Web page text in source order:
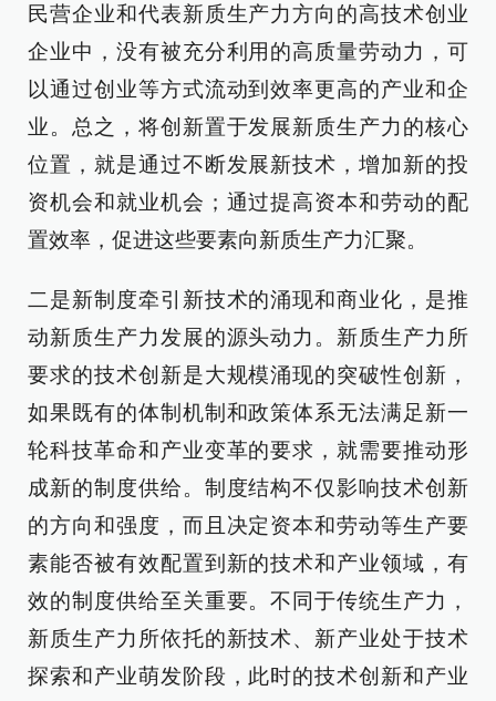
民营企业和代表新质生产力方向的高技术创业
企业中，没有被充分利用的高质量劳动力，可
以通过创业等方式流动到效率更高的产业和企
业。总之，将创新置于发展新质生产力的核心
位置，就是通过不断发展新技术，增加新的投
资机会和就业机会；通过提高资本和劳动的配
置效率，促进这些要素向新质生产力汇聚。
二是新制度牵引新技术的涌现和商业化，是推
动新质生产力发展的源头动力。新质生产力所
要求的技术创新是大规模涌现的突破性创新，
如果既有的体制机制和政策体系无法满足新一
轮科技革命和产业变革的要求，就需要推动形
成新的制度供给。制度结构不仅影响技术创新
的方向和强度，而且决定资本和劳动等生产要
素能否被有效配置到新的技术和产业领域，有
效的制度供给至关重要。不同于传统生产力，
新质生产力所依托的新技术、新产业处于技术
探索和产业萌发阶段，此时的技术创新和产业